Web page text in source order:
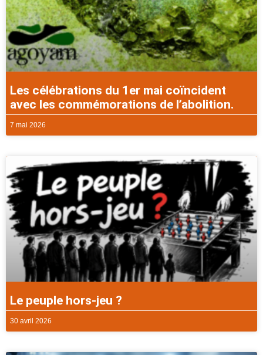
Les célébrations du 1er mai coïncident
avec les commémorations de l’abolition.
7 mai 2026
Le peuple hors-jeu ?
30 avril 2026